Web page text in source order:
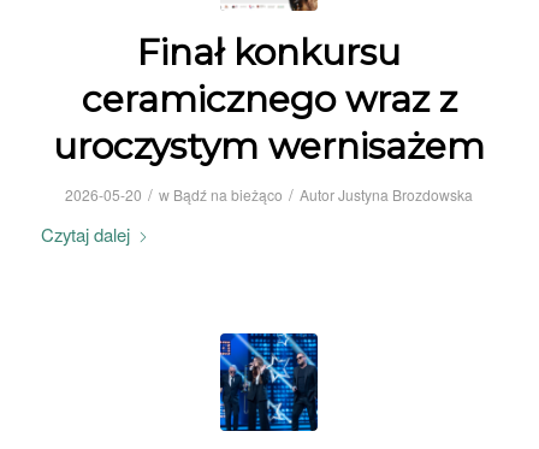
Finał konkursu
ceramicznego wraz z
uroczystym wernisażem
2026-05-20 / w Bądź na bieżąco / AutorJustyna Brozdowska
Czytaj dalej